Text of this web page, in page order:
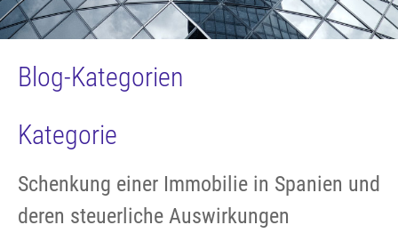
Blog-Kategorien
Kategorie
Schenkung einer Immobilie in Spanien und
deren steuerliche Auswirkungen